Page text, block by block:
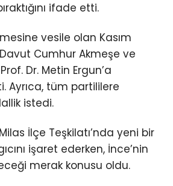
ifade etti.
vesile olan Kasım
Davut Cumhur Akmeşe ve
Dr. Metin Ergun’a
Ayrıca, tüm partililere
istedi.
İlçe Teşkilatı’nda yeni bir
işaret ederken, İnce’nin
merak konusu oldu.